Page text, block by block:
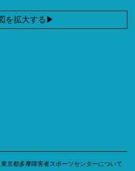
を拡大する
東京都多摩障害者スポーツセンターについて